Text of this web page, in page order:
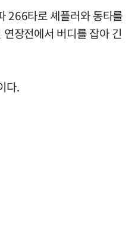
266타로 셰플러와 동타를
장전에서 버디를 잡아 긴
다.